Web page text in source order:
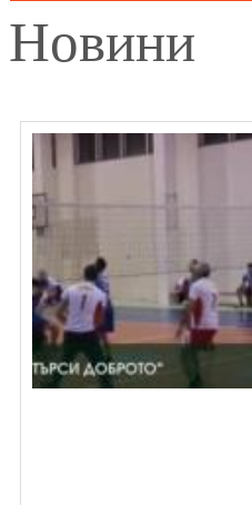
Новини